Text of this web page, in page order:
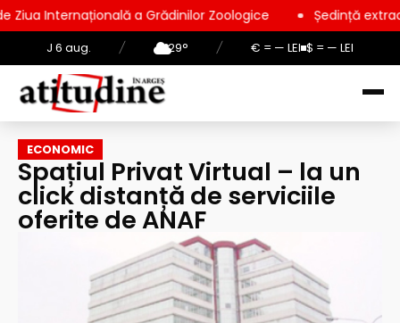
J 6 aug. / 29° / € = — LEI $ = — LEI
a Grădinilor Zoologice Ședință extraordinară la
ECONOMIC
Spațiul Privat Virtual – la un
click distanță de serviciile
oferite de ANAF